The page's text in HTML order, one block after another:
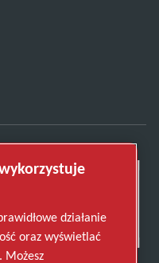
działanie
oraz wyświetlać
Możesz